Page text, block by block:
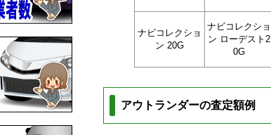
ナビコレクショ
ン 20G
ナビコレクショ
ン ローデスト2
0G
アウトランダーの査定額例